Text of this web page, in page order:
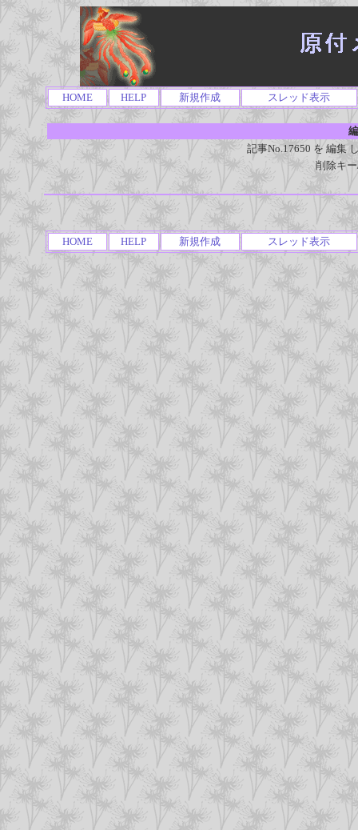
HOME HELP 新規作成 スレッド表示
記事No.17650 を 編集
削除キ
HOME HELP 新規作成 スレッド表示